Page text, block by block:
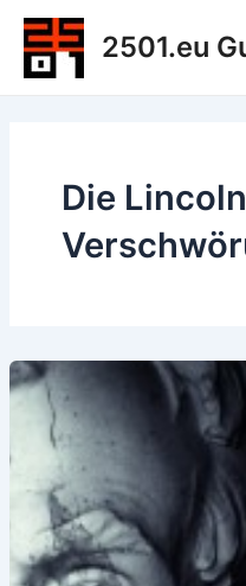
Zum
Inhalt
springen
2501.eu
Die Lincoln